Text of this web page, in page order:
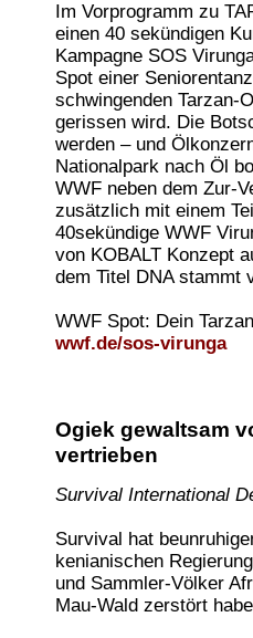
Im Vorprogramm zu
einen 40 sekündigen
Kampagne SOS
Spot einer
schwingenden Tarzan-
gerissen wird. Die
werden – und
Nationalpark nach Öl
WWF neben dem Zur-
zusätzlich mit einem
40sekündige WWF
von KOBALT Konzept
dem Titel DNA stammt
WWF Spot: Dein
wwf.de/sos-virunga
Ogiek gewaltsam
vertrieben
Survival International
Survival hat
kenianischen
und Sammler-Völker
Mau-Wald zerstört